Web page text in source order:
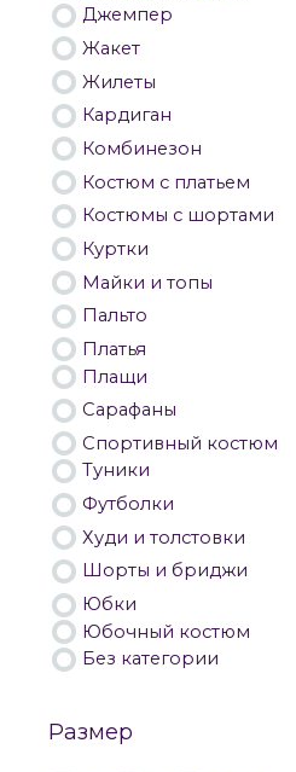
Джемпер
Жакет
Жилеты
Кардиган
Комбинезон
Костюм с платьем
Костюмы с шортами
Куртки
Майки и топы
Пальто
Платья
Плащи
Сарафаны
Спортивный костюм
Туники
Футболки
Худи и толстовки
Шорты и бриджи
Юбки
Юбочный костюм
Без категории
Размер